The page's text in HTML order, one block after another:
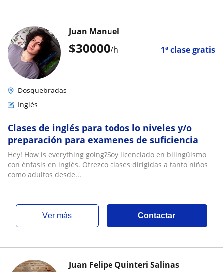
$30000/h 1ª clase gratis
Juan Manuel
Dosquebradas
Inglés
Clases de inglés para todos lo niveles y/o
preparación para examenes de suficiencia
Hey! How is everything going?Soy licenciado en bilingüismo
con énfasis en inglés. Ofrezco clases dirigidas a tanto niños
como adultos desde...
ver más Contactar
Juan Felipe Quinteri Salinas